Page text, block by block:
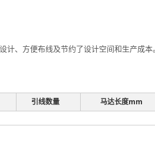
、方便布线及节约了设计空间和生产成
引线数量 马达长度mm